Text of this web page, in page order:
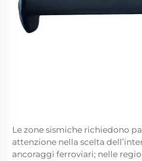
Le zone sismiche richiedono
attenzione nella scelta
ancoraggi ferroviari; nelle